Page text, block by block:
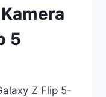
5
Z Flip 5-